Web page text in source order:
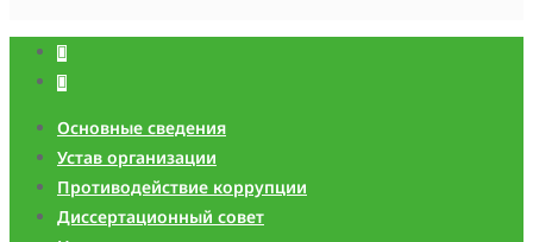
Основные сведения
Устав организации
Противодействие коррупции
Диссертационный совет